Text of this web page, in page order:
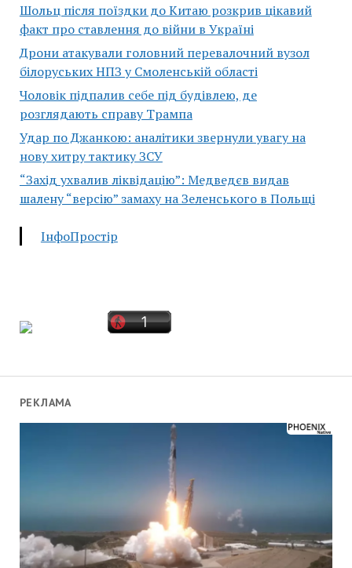
Шольц після поїздки до Китаю розкрив цікавий
факт про ставлення до війни в Україні
Дрони атакували головний перевалочний вузол
білоруських НПЗ у Смоленській області
Чоловік підпалив себе під будівлею, де
розглядають справу Трампа
Удар по Джанкою: аналітики звернули увагу на
нову хитру тактику ЗСУ
“Захід ухвалив ліквідацію”: Медведєв видав
шалену “версію” замаху на Зеленського в Польщі
ІнфоПростір
РЕКЛАМА